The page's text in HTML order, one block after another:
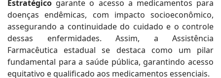
Estratégico garante o acesso a medicamentos para
doenças endêmicas, com impacto socioeconômico,
assegurando a continuidade do cuidado e o controle
dessas enfermidades. Assim, a Assistência
Farmacêutica estadual se destaca como um pilar
fundamental para a saúde pública, garantindo acesso
equitativo e qualificado aos medicamentos essenciais.